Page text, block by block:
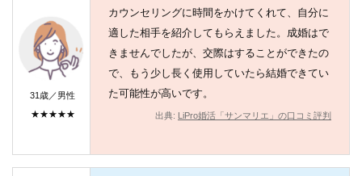
31歳／男性
★★★★★
カウンセリングに時間をかけてくれて、自分に
適した相手を紹介してもらえました。成婚はで
きませんでしたが、交際はすることができたの
で、もう少し長く使用していたら結婚できてい
た可能性が高いです。
出典: LiPro婚活「サンマリエ」の口コミ評判